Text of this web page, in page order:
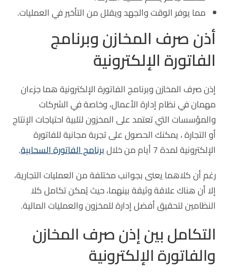
مما يوفر الوقت والجهد ويقلل من التأخير في العمليات.
أذن صرف المخازن وبرنامج
الفاتورة الإلكترونية
إذن صرف المخازن وبرنامج الفاتورة الإلكترونية هما جزءان
مهمان في نظام إدارة الأعمال، وخاصة في الشركات
والمؤسسات التي تعتمد على المخزون لتلبية احتياجات الإنتاج
أو التجارة ، يمكنك الحصول على تجربة مجانية للفاتورة
الإلكترونية لمدة 7 أيام من خلال
برنامج الفاتورة السحابية.
رغم أن كلاهما يعنى بجوانب مختلفة من العمليات التجارية،
إلا أن هناك علاقة وثيقة بينهما، حيث يُمكن تكامل كلا
النظامين لتحقيق أفضل إدارة للمخزون والعمليات المالية.
التكامل بين إذن صرف المخازن
والفاتورة الإلكترونية